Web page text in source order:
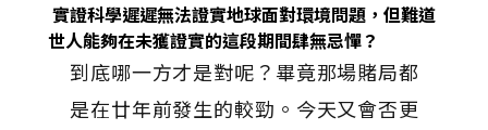
實證科學遲遲無法證實地球面對環境問題，但難道
世人能夠在未獲證實的這段期間肆無忌憚？
到底哪一方才是對呢？畢竟那場賭局都
是在廿年前發生的較勁。今天又會否更